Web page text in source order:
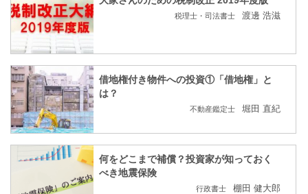
税理士・司法書士 渡邊 浩滋
借地権付き物件への投資①「借地権」と
は？
不動産鑑定士 堀田 直紀
何をどこまで補償？投資家が知っておく
べき地震保険
行政書士 棚田 健大郎